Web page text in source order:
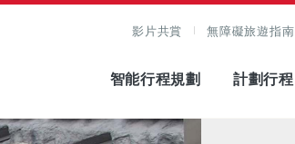
影片共賞 無障礙旅遊指南
智能行程規劃 計劃行程